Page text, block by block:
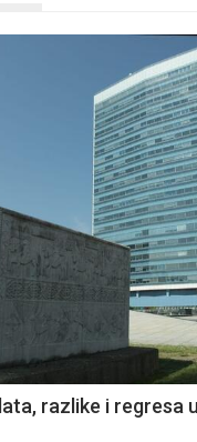
razlike i regresa